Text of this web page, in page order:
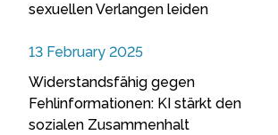
sexuellen Verlangen leiden
13 February 2025
Widerstandsfähig gegen
Fehlinformationen: KI stärkt den
sozialen Zusammenhalt